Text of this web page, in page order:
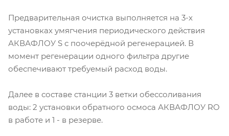
Предварительная очистка выполняется на 3-х
установках умягчения периодического действия
АКВАФЛОУ S с поочерёдной регенерацией. В
момент регенерации одного фильтра другие
обеспечивают требуемый расход воды.
Далее в составе станции 3 ветки обессоливания
воды: 2 установки обратного осмоса АКВАФЛОУ RO
в работе и 1 - в резерве.